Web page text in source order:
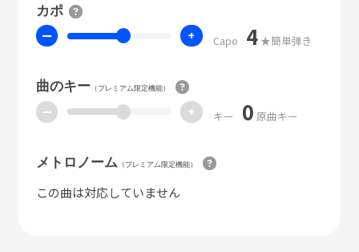
カポ
ー + Capo 4 ★簡単弾き
曲のキー（プレミアム限定機能）
ー + キー 0 原曲キー
メトロノーム （プレミアム限定機能）
この曲は対応していません